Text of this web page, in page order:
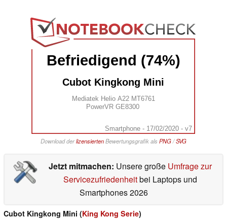
Befriedigend (74%)
Cubot Kingkong Mini
Mediatek Helio A22 MT6761
PowerVR GE8300
Smartphone - 17/02/2020 - v7
Download derlizensiertenBewertungsgrafik als PNG/SVG
Jetzt mitmachen: Unsere große Umfrage zur
Servicezufriedenheitbei Laptops und
Smartphones 2026
Cubot Kingkong Mini (King Kong Serie)